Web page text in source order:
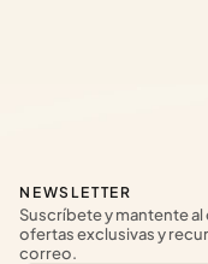
NEWSLETTER
Suscríbete y mantente
ofertas exclusivas y
correo.